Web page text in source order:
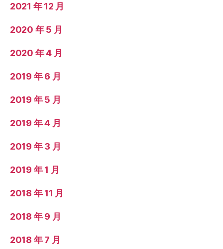
2021 年 12 月
2020 年 5 月
2020 年 4 月
2019 年 6 月
2019 年 5 月
2019 年 4 月
2019 年 3 月
2019 年 1 月
2018 年 11 月
2018 年 9 月
2018 年 7 月